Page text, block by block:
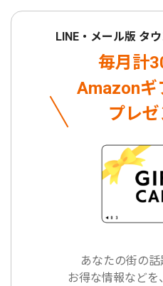
LINE・メール版 タ
毎月計
Amazonギ
プレゼ
あなたの街の
お得な情報などを